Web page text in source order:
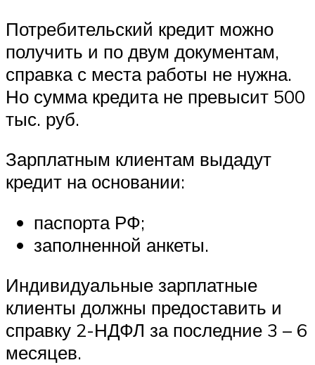
Потребительский кредит можно
получить и по двум документам,
справка с места работы не нужна.
Но сумма кредита не превысит 500
тыс. руб.
Зарплатным клиентам выдадут
кредит на основании:
паспорта РФ;
заполненной анкеты.
Индивидуальные зарплатные
клиенты должны предоставить и
справку 2-НДФЛ за последние 3 – 6
месяцев.